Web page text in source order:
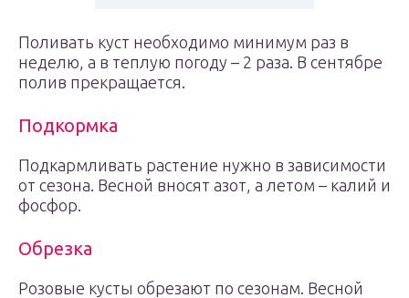
Поливать куст необходимо минимум раз в
неделю, а в теплую погоду – 2 раза. В сентябре
полив прекращается.
Подкормка
Подкармливать растение нужно в зависимости
от сезона. Весной вносят азот, а летом – калий и
фосфор.
Обрезка
Розовые кусты обрезают по сезонам. Весной